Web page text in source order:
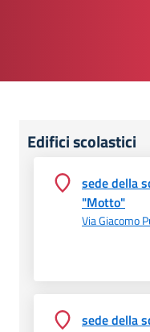
Edifici scolastici
sede della
"Motto"
Via Giacomo
sede della